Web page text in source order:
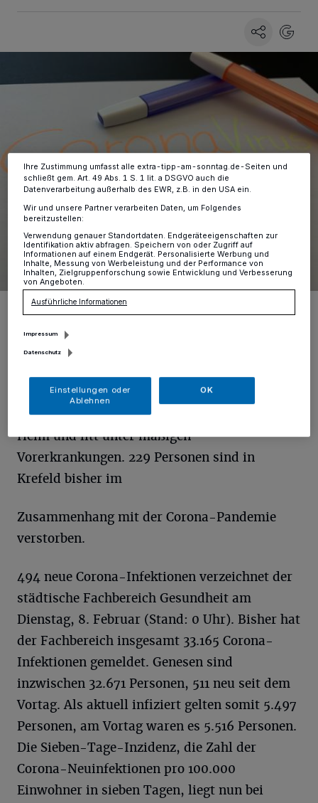
Foto: Rhein-Kreis Neuss
E ine weitere Person wurde rund 60 Jahre
alt, lebte ebenfalls zuvor nicht in einem
Heim und litt unter mäßigen
Vorerkrankungen. 229 Personen sind in
Krefeld bisher im
Zusammenhang mit der Corona-Pandemie
verstorben.
494 neue Corona-Infektionen verzeichnet der
städtische Fachbereich Gesundheit am
Dienstag, 8. Februar (Stand: 0 Uhr). Bisher hat
der Fachbereich insgesamt 33.165 Corona-
Infektionen gemeldet. Genesen sind
inzwischen 32.671 Personen, 511 neu seit dem
Vortag. Als aktuell infiziert gelten somit 5.497
Personen, am Vortag waren es 5.516 Personen.
Die Sieben-Tage-Inzidenz, die Zahl der
Corona-Neuinfektionen pro 100.000
Einwohner in sieben Tagen, liegt nun bei
personenbezogene Daten wie Browserdaten oder eindeutige
Tracking-Technologien für die unter „Wir und unsere Partner
verarbeiten Daten, um Ihnen Dienste bereitzustellen“ aufgeführten
Zwecke. Wenn Tracker deaktiviert sind, sind manche Inhalte und
Anzeigen möglicherweise nicht mehr so relevant für Sie. Sie können
dieses Menü jederzeit wieder aufrufen, um Ihre Einstellungen zu
ändern oder Ihre Einwilligung zu widerrufen, indem Sie auf den Link
Einstellungen oder Ablehnen am unteren Rand der Webseite klicken.
Ihre Einstellungen gelten innerhalb unseres Website. Weitere
Informationen finden Sie in unserer Datenschutzerklärung.
Ihre Zustimmung umfasst alle extra-tipp-am-sonntag.de-Seiten und
schließt gem. Art. 49 Abs. 1 S. 1 lit. a DSGVO auch die
Datenverarbeitung außerhalb des EWR, z.B. in den USA ein.
Wir und unsere Partner verarbeiten Daten, um Folgendes
bereitzustellen:
Verwendung genauer Standortdaten. Endgeräteeigenschaften zur
Identifikation aktiv abfragen. Speichern von oder Zugriff auf
Informationen auf einem Endgerät. Personalisierte Werbung und
Inhalte, Messung von Werbeleistung und der Performance von
Inhalten, Zielgruppenforschung sowie Entwicklung und Verbesserung
von Angeboten.
Ausführliche Informationen
Impressum
Datenschutz
Einstellungen oder
Ablehnen
OK